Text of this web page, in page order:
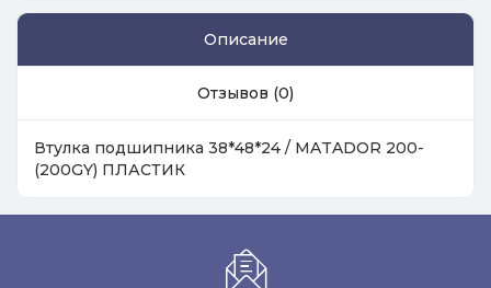
Описание
Отзывов (0)
Втулка подшипника 38*48*24 / MATADOR 200-
(200GY) ПЛАСТИК